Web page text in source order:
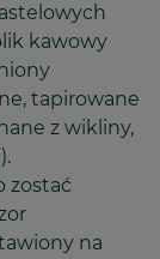
kawowy
tapirowane
z wikliny,
zostać
na